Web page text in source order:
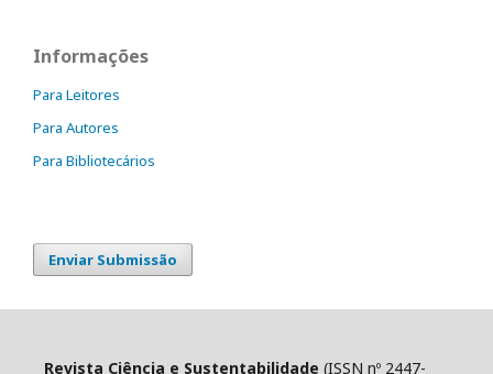
Informações
Para Leitores
Para Autores
Para Bibliotecários
Enviar Submissão
Revista Ciência e Sustentabilidade (ISSN nº 2447-